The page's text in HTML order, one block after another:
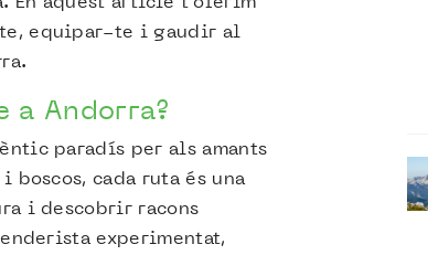
equipar-te i gaudir al
a Andorra?
paradís per als amants
boscos, cada ruta és una
i descobrir racons
experimentat,